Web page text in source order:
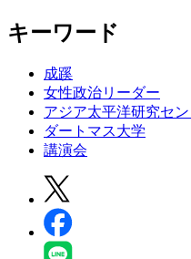
キーワード
成蹊
女性政治リーダー
アジア太平洋研究セ
ダートマス大学
講演会